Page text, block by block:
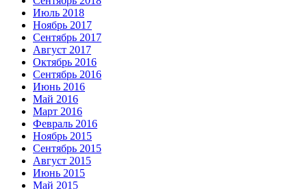
Июль 2018
Ноябрь 2017
Сентябрь 2017
Август 2017
Октябрь 2016
Сентябрь 2016
Июнь 2016
Май 2016
Март 2016
Февраль 2016
Ноябрь 2015
Сентябрь 2015
Август 2015
Июнь 2015
Май 2015